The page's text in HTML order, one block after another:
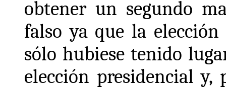
obtener un segundo
falso ya que la
sólo hubiese tenido
elección presidencial